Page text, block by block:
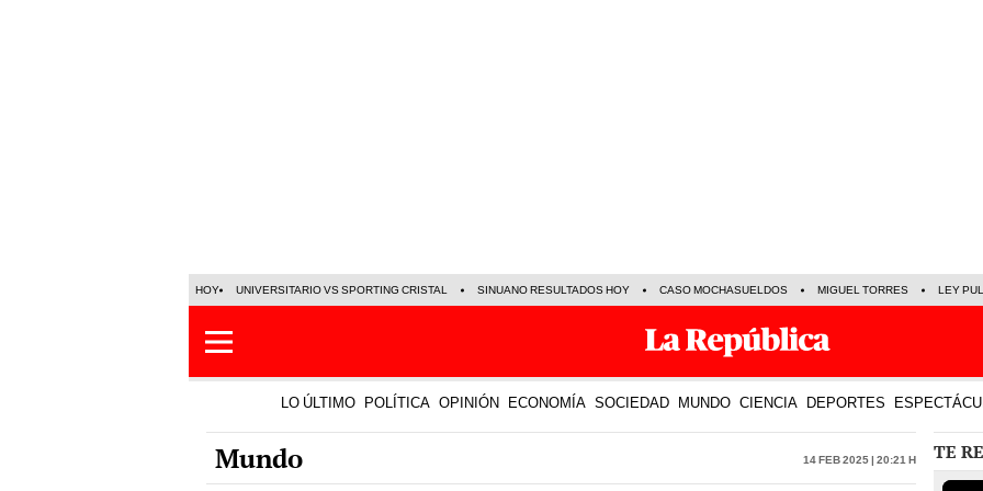
HOY UNIVERSITARIO VS SPORTING CRISTAL SINUANO RESULTADOS HOY CASO MOCHASUELDOS MIGUEL TORRES LEY
LO ÚLTIMO POLÍTICA OPINIÓN ECONOMÍA SOCIEDAD MUNDO CIENCIA DEPORTES
Mundo 14 Feb 2025 | 20:21 h TE